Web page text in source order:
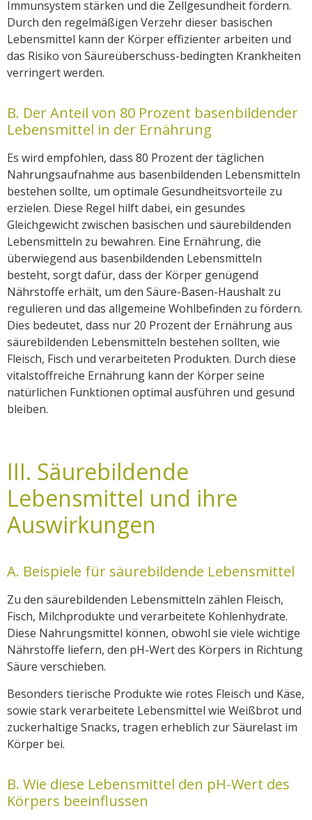
Immunsystem stärken und die Zellgesundheit fördern.
Durch den regelmäßigen Verzehr dieser basischen
Lebensmittel kann der Körper effizienter arbeiten und
das Risiko von Säureüberschuss-bedingten Krankheiten
verringert werden.
B. Der Anteil von 80 Prozent basenbildender
Lebensmittel in der Ernährung
Es wird empfohlen, dass 80 Prozent der täglichen
Nahrungsaufnahme aus basenbildenden Lebensmitteln
bestehen sollte, um optimale Gesundheitsvorteile zu
erzielen. Diese Regel hilft dabei, ein gesundes
Gleichgewicht zwischen basischen und säurebildenden
Lebensmitteln zu bewahren. Eine Ernährung, die
überwiegend aus basenbildenden Lebensmitteln
besteht, sorgt dafür, dass der Körper genügend
Nährstoffe erhält, um den Säure-Basen-Haushalt zu
regulieren und das allgemeine Wohlbefinden zu fördern.
Dies bedeutet, dass nur 20 Prozent der Ernährung aus
säurebildenden Lebensmitteln bestehen sollten, wie
Fleisch, Fisch und verarbeiteten Produkten. Durch diese
vitalstoffreiche Ernährung kann der Körper seine
natürlichen Funktionen optimal ausführen und gesund
bleiben.
III. Säurebildende
Lebensmittel und ihre
Auswirkungen
A. Beispiele für säurebildende Lebensmittel
Zu den säurebildenden Lebensmitteln zählen Fleisch,
Fisch, Milchprodukte und verarbeitete Kohlenhydrate.
Diese Nahrungsmittel können, obwohl sie viele wichtige
Nährstoffe liefern, den pH-Wert des Körpers in Richtung
Säure verschieben.
Besonders tierische Produkte wie rotes Fleisch und Käse,
sowie stark verarbeitete Lebensmittel wie Weißbrot und
zuckerhaltige Snacks, tragen erheblich zur Säurelast im
Körper bei.
B. Wie diese Lebensmittel den pH-Wert des
Körpers beeinflussen